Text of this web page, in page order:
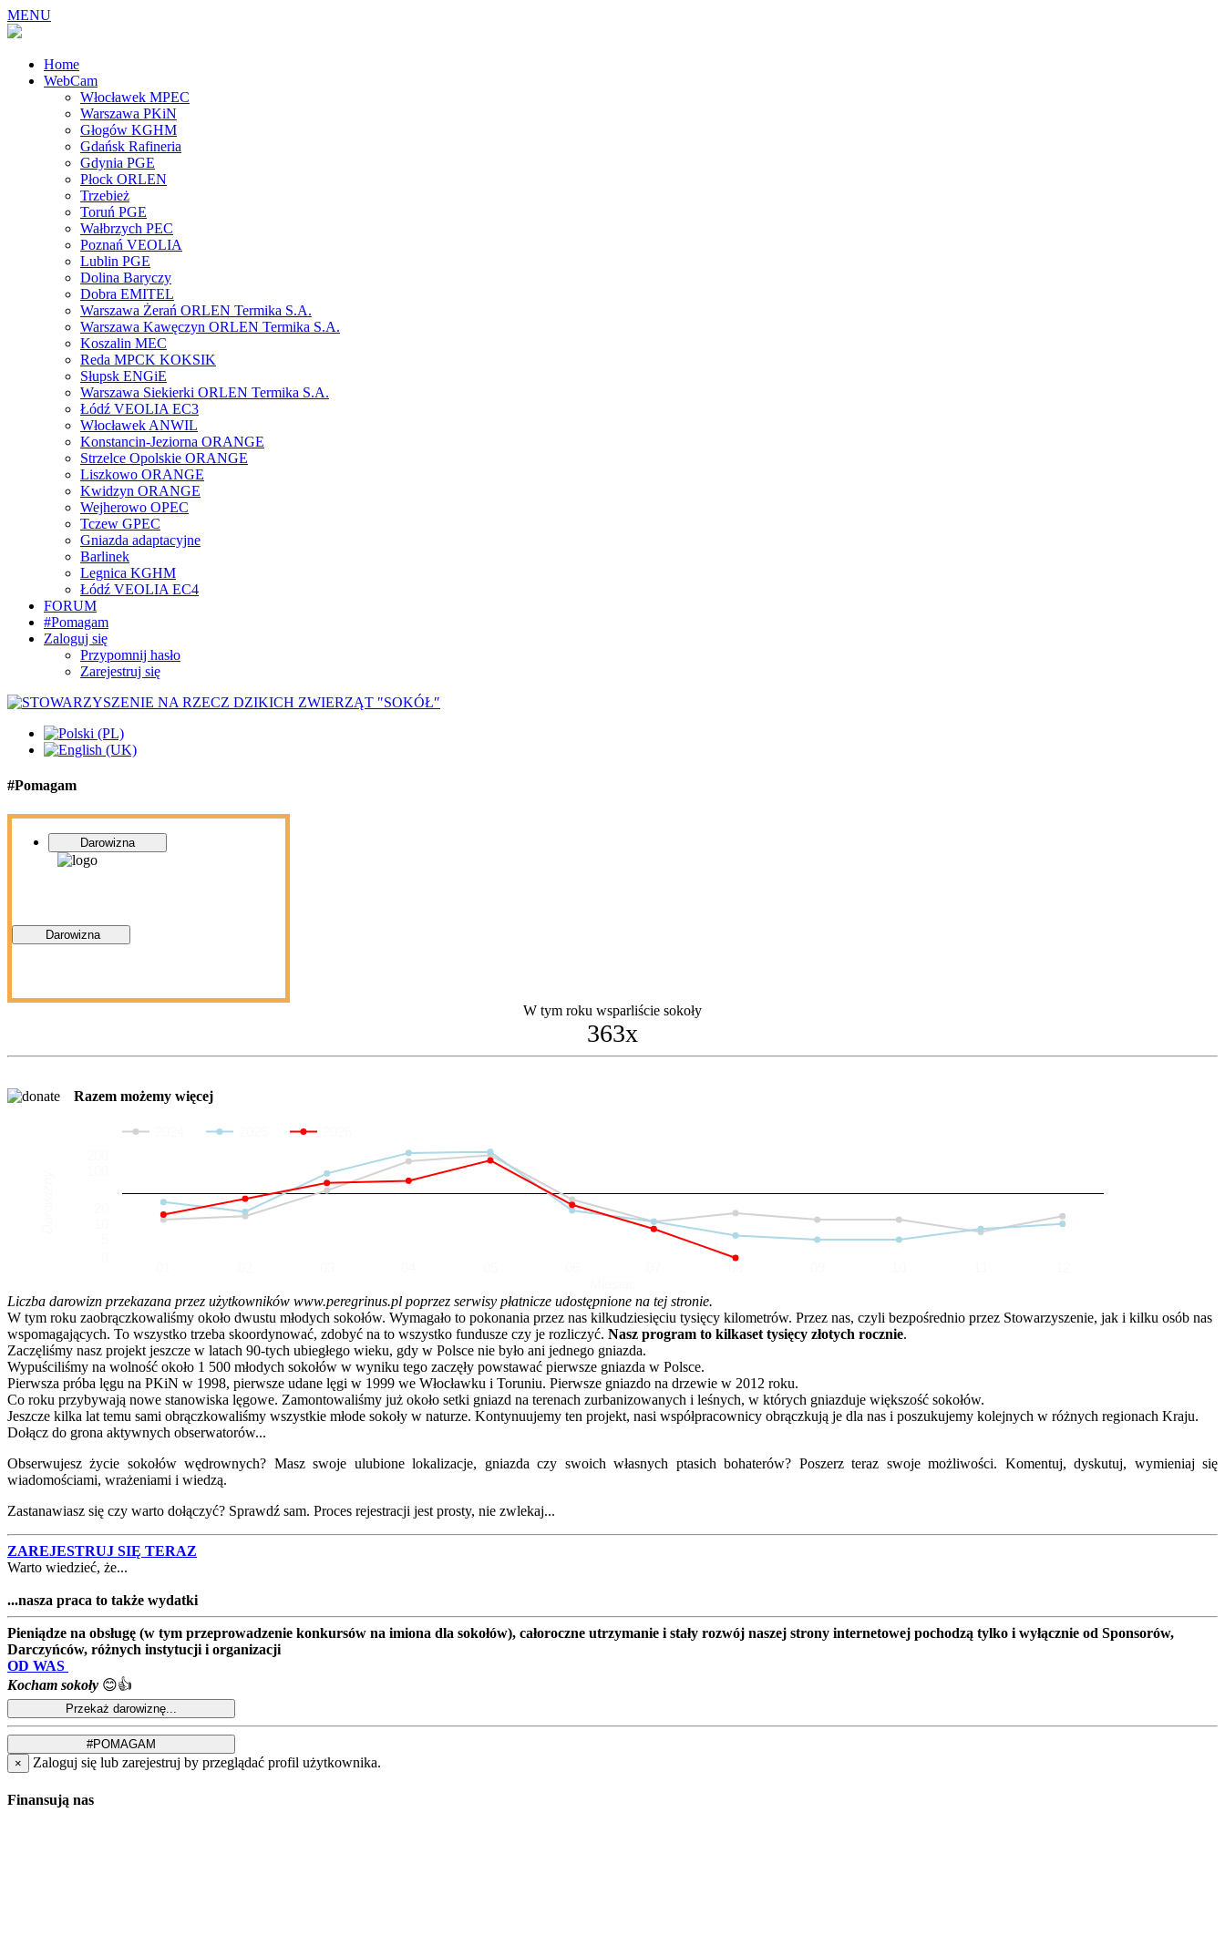
MENU
Home
WebCam
Włocławek MPEC
Warszawa PKiN
Głogów KGHM
Gdańsk Rafineria
Gdynia PGE
Płock ORLEN
Trzebież
Toruń PGE
Wałbrzych PEC
Poznań VEOLIA
Lublin PGE
Dolina Baryczy
Dobra EMITEL
Warszawa Żerań ORLEN Termika S.A.
Warszawa Kawęczyn ORLEN Termika S.A.
Koszalin MEC
Reda MPCK KOKSIK
Słupsk ENGiE
Warszawa Siekierki ORLEN Termika S.A.
Łódź VEOLIA EC3
Włocławek ANWIL
Konstancin-Jeziorna ORANGE
Strzelce Opolskie ORANGE
Liszkowo ORANGE
Kwidzyn ORANGE
Wejherowo OPEC
Tczew GPEC
Gniazda adaptacyjne
Barlinek
Legnica KGHM
Łódź VEOLIA EC4
FORUM
#Pomagam
Zaloguj się
Przypomnij hasło
Zarejestruj się
#Pomagam
Darowizna
Darowizna
W tym roku wsparliście sokoły
363x
Razem możemy więcej
Liczba darowizn przekazana przez użytkowników www.peregrinus.pl poprzez serwisy płatnicze udostępnione na tej stronie.
W tym roku zaobrączkowaliśmy około dwustu młodych sokołów. Wymagało to pokonania przez nas kilkudziesięciu tysięcy kilometrów. Przez nas, czyli bezpośrednio przez Stowarzyszenie, jak i kilku osób nas
wspomagających. To wszystko trzeba skoordynować, zdobyć na to wszystko fundusze czy je rozliczyć. Nasz program to kilkaset tysięcy złotych rocznie.
Zaczęliśmy nasz projekt jeszcze w latach 90-tych ubiegłego wieku, gdy w Polsce nie było ani jednego gniazda.
Wypuściliśmy na wolność około 1 500 młodych sokołów w wyniku tego zaczęły powstawać pierwsze gniazda w Polsce.
Pierwsza próba lęgu na PKiN w 1998, pierwsze udane lęgi w 1999 we Włocławku i Toruniu. Pierwsze gniazdo na drzewie w 2012 roku.
Co roku przybywają nowe stanowiska lęgowe. Zamontowaliśmy już około setki gniazd na terenach zurbanizowanych i leśnych, w których gniazduje większość sokołów.
Jeszcze kilka lat temu sami obrączkowaliśmy wszystkie młode sokoły w naturze. Kontynuujemy ten projekt, nasi współpracownicy obrączkują je dla nas i poszukujemy kolejnych w różnych regionach Kraju.
Dołącz do grona aktywnych obserwatorów...
Obserwujesz życie sokołów wędrownych? Masz swoje ulubione lokalizacje, gniazda czy swoich własnych ptasich bohaterów? Poszerz teraz swoje możliwości. Komentuj, dyskutuj, wymieniaj się
wiadomościami, wrażeniami i wiedzą.
Zastanawiasz się czy warto dołączyć? Sprawdź sam. Proces rejestracji jest prosty, nie zwlekaj...
ZAREJESTRUJ SIĘ TERAZ
Warto wiedzieć, że...
...nasza praca to także wydatki
Pieniądze na obsługę (w tym przeprowadzenie konkursów na imiona dla sokołów), całoroczne utrzymanie i stały rozwój naszej strony internetowej pochodzą tylko i wyłącznie od Sponsorów,
Darczyńców, różnych instytucji i organizacji
OD WAS
Kocham sokoły 😊👍
× Zaloguj się lub zarejestruj by przeglądać profil użytkownika.
Finansują nas